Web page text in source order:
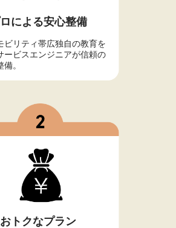
による安心整備
ビリティ帯広独自の教育を
ービスエンジニアが信頼の
。
おトクなプラン